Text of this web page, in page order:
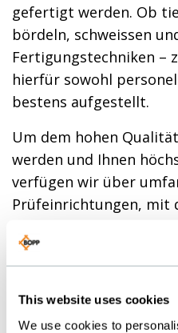
This website uses cookies
We use cookies to
gefertigt werden. Ob
bördeln, schweissen
Fertigungstechniken –
hierfür sowohl
bestens aufgestellt.
Um dem hohen
werden und Ihnen
verfügen wir über
Prüfeinrichtungen, mit
vollautomatischen
Grossserienfertigung
anbieten. Bei Bedarf
die zugehörigen